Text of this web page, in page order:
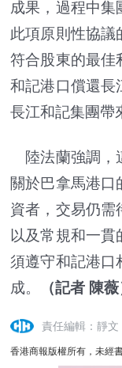
成果，過程中集
此項原則性協議
符合股東的最佳
和記港口償還長
長江和記集團帶
陸法蘭強調，
關於巴拿馬港口
資者，交易仍需
以及常規和一
須遵守和記港口
成。
（記者 陳薇
責任編輯：靜文
香港商報版權所有，未經